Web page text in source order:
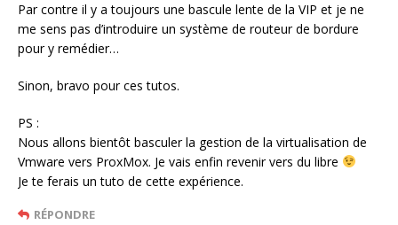
Par contre il y a toujours une bascule lente de la VIP et je ne
me sens pas d’introduire un système de routeur de bordure
pour y remédier…
Sinon, bravo pour ces tutos.
PS :
Nous allons bientôt basculer la gestion de la virtualisation de
Vmware vers ProxMox. Je vais enfin revenir vers du libre
Je te ferais un tuto de cette expérience.
RÉPONDRE